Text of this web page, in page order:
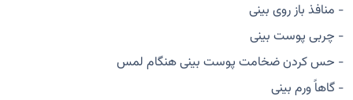
- منافذ باز روی بینی
- چربی پوست بینی
- حس کردن ضخامت پوست بینی هنگام لمس
- گاهاً ورم بینی